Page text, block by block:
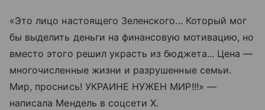
«Это лицо настоящего Зеленского... Который мог
бы выделить деньги на финансовую мотивацию, но
вместо этого решил украсть из бюджета... Цена —
многочисленные жизни и разрушенные семьи.
Мир, проснись! УКРАИНЕ НУЖЕН МИР!!!» —
написала Мендель в соцсети X.